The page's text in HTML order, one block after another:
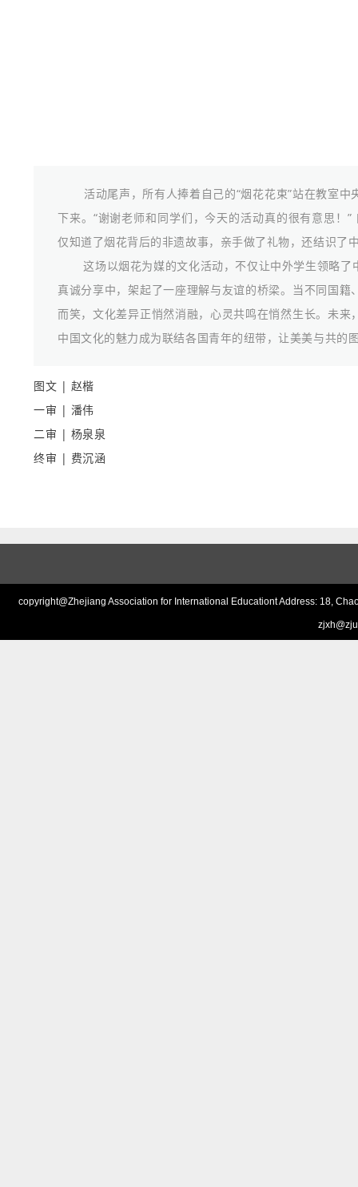
活动尾声，所有人捧着自己的“烟花花束”站在教室中
下来。“谢谢老师和同学们，今天的活动真的很有意思！
仅知道了烟花背后的非遗故事，亲手做了礼物，还结识了
这场以烟花为媒的文化活动，不仅让中外学生领略了
真诚分享中，架起了一座理解与友谊的桥梁。当不同国
而笑，文化差异正悄然消融，心灵共鸣在悄然生长。未
中国文化的魅力成为联结各国青年的纽带，让美美与共的
图文 | 赵楷
一审 | 潘伟
二审 | 杨泉泉
终审 | 费沉涵
copyright@Zhejiang Association for International Educationt Address: 18,